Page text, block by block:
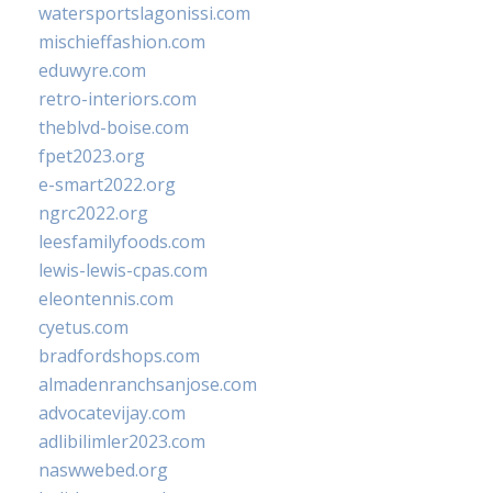
watersportslagonissi.com
mischieffashion.com
eduwyre.com
retro-interiors.com
theblvd-boise.com
fpet2023.org
e-smart2022.org
ngrc2022.org
leesfamilyfoods.com
lewis-lewis-cpas.com
eleontennis.com
cyetus.com
bradfordshops.com
almadenranchsanjose.com
advocatevijay.com
adlibilimler2023.com
naswwebed.org